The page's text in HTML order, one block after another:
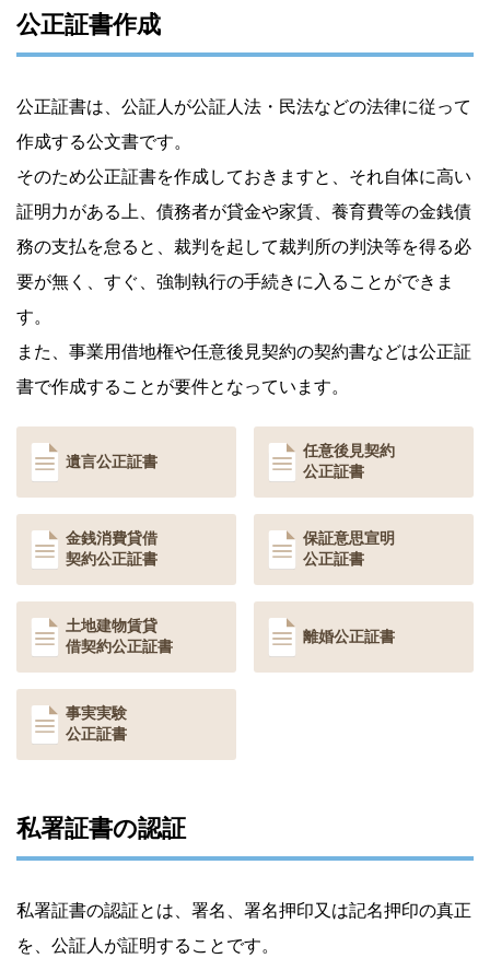
公正証書作成
公正証書は、公証人が公証人法・民法などの法律に従って
作成する公文書です。
そのため公正証書を作成しておきますと、それ自体に高い
証明力がある上、債務者が貸金や家賃、養育費等の金銭債
務の支払を怠ると、裁判を起して裁判所の判決等を得る必
要が無く、すぐ、強制執行の手続きに入ることができま
す。
また、事業用借地権や任意後見契約の契約書などは公正証
書で作成することが要件となっています。
遺言公正証書
任意後見契約
公正証書
金銭消費貸借
契約公正証書
保証意思宣明
公正証書
土地建物賃貸
借契約公正証書
離婚公正証書
事実実験
公正証書
私署証書の認証
私署証書の認証とは、署名、署名押印又は記名押印の真正
を、公証人が証明することです。